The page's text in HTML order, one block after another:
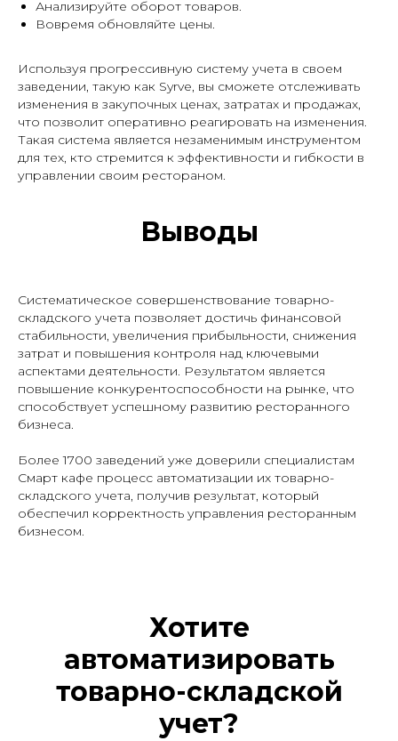
Анализируйте оборот товаров.
Вовремя обновляйте цены.
Используя прогрессивную систему учета в своем
заведении, такую как Syrve, вы сможете отслеживать
изменения в закупочных ценах, затратах и продажах,
что позволит оперативно реагировать на изменения.
Такая система является незаменимым инструментом
для тех, кто стремится к эффективности и гибкости в
управлении своим рестораном.
Выводы
Систематическое совершенствование товарно-
складского учета позволяет достичь финансовой
стабильности, увеличения прибыльности, снижения
затрат и повышения контроля над ключевыми
аспектами деятельности. Результатом является
повышение конкурентоспособности на рынке, что
способствует успешному развитию ресторанного
бизнеса.
Более 1700 заведений уже доверили специалистам
Смарт кафе процесс автоматизации их товарно-
складского учета, получив результат, который
обеспечил корректность управления ресторанным
бизнесом.
Хотите
автоматизировать
товарно-складской
учет?